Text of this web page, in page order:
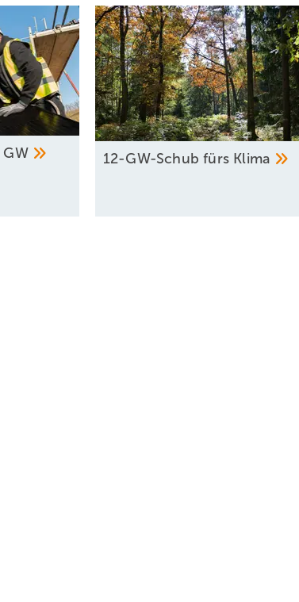
GW 12-GW-Schub fürs Klima